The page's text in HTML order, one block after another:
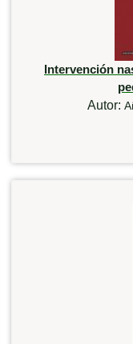
Intervención
Autor: